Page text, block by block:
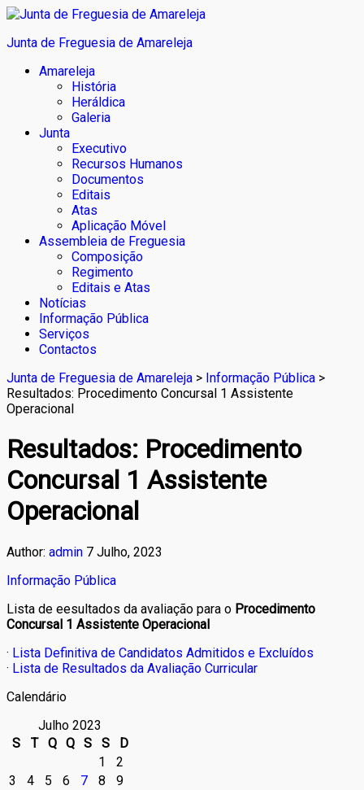
Junta de Freguesia de Amareleja
Amareleja
História
Heráldica
Galeria
Junta
Executivo
Recursos Humanos
Documentos
Editais
Atas
Aplicação Móvel
Assembleia de Freguesia
Composição
Regimento
Editais e Atas
Notícias
Informação Pública
Serviços
Contactos
Junta de Freguesia de Amareleja > Informação Pública >
Resultados: Procedimento Concursal 1 Assistente
Operacional
Resultados: Procedimento
Concursal 1 Assistente
Operacional
Author: admin 7 Julho, 2023
Informação Pública
Lista de eesultados da avaliação para o Procedimento
Concursal 1 Assistente Operacional
· Lista Definitiva de Candidatos Admitidos e Excluídos
· Lista de Resultados da Avaliação Curricular
Calendário
Julho 2023
S
T Q Q S S
D
1
2
3
4 5 6 7 8
9